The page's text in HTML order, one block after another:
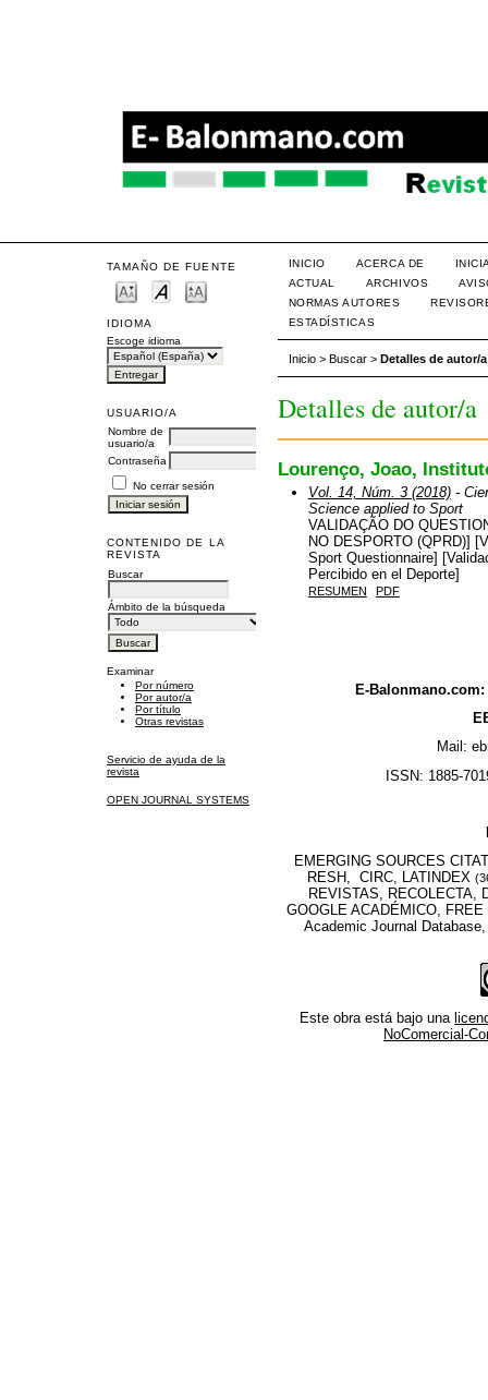
TAMAÑO DE FUENTE
IDIOMA
Escoge idioma
USUARIO/A
Nombre de
usuario/a
Contraseña
No cerrar sesión
CONTENIDO DE LA
REVISTA
Buscar
Ámbito de la búsqueda
Examinar
Por número
Por autor/a
Por título
Otras revistas
Servicio de ayuda de la
revista
OPEN JOURNAL SYSTEMS
INICIO ACERCA DE
ACTUAL
ARCHIVOS
NORMAS AUTORES
ESTADÍSTICAS
Inicio> Buscar> Detalles de autor/a
Detalles de autor/a
Lourenço, Joao,
Vol. 14, Núm. 3 (2018)-
Science applied to Sport
VALIDAÇÃO DO
NO DESPORTO (QPRD)]
Sport Questionnaire]
Percibido en el Deporte]
RESUMEN PDF
E-
Mail:
ISSN: 1885-
EMERGING SOURCES
RESH, CIRC, LATINDEX
REVISTAS, RECOLECTA,
GOOGLE ACADÉMICO,
Academic Journal
Este obra está bajo una
NoComercial-